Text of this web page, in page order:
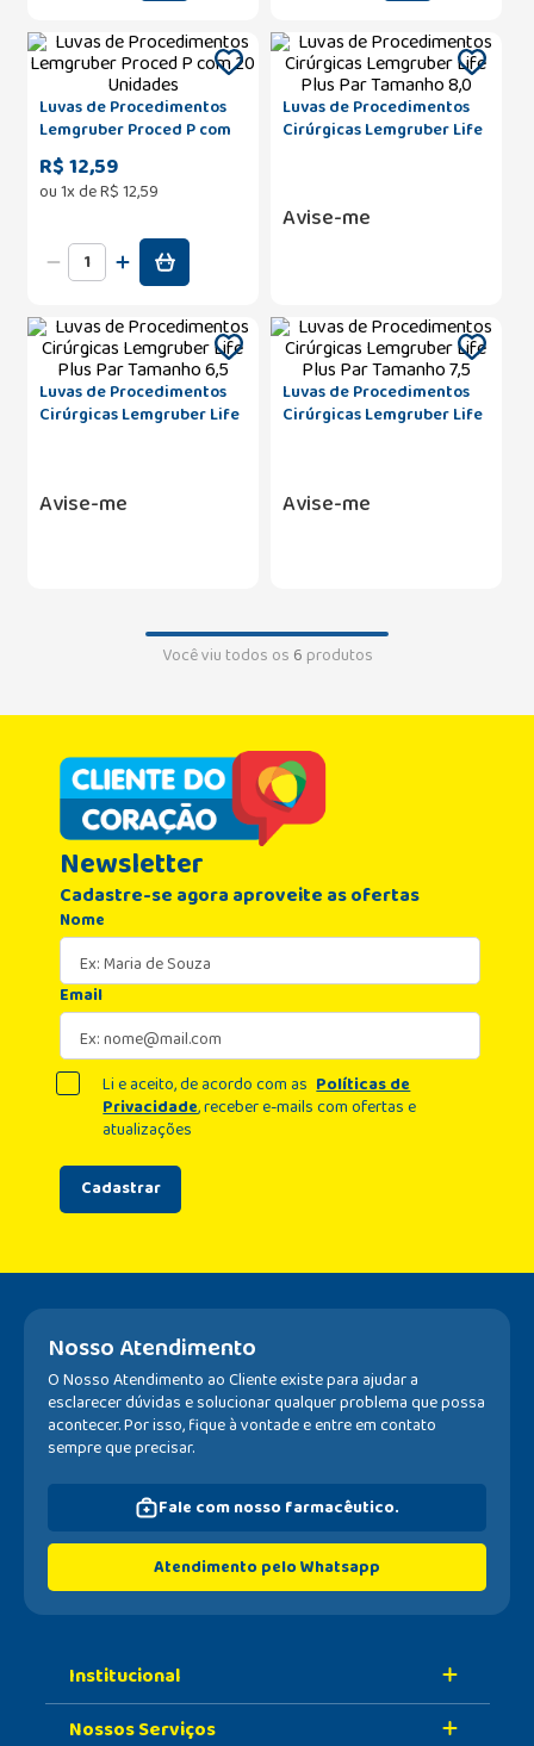
Luvas de Procedimentos
Lemgruber Proced P com
20 Unidades
R$ 12,59
ou1x deR$12,59
Luvas de Procedimentos
Cirúrgicas Lemgruber Life
Avise-me
Luvas de Procedimentos
Cirúrgicas Lemgruber Life
Avise-me
Luvas de Procedimentos
Cirúrgicas Lemgruber Life
Avise-me
Você viu todos os 6produtos
Newsletter
Cadastre-se agora aproveite as ofertas
Nome
Email
Cadastrar
Li e aceito, de acordo com as Políticas de
Privacidade, receber e-mails com ofertas e
atualizações
Nosso Atendimento
O Nosso Atendimento ao Cliente existe para ajudar a
esclarecer dúvidas e solucionar qualquer problema que possa
acontecer. Por isso, fique à vontade e entre em contato
sempre que precisar.
Fale com nosso farmacêutico.
Atendimento pelo Whatsapp
Institucional
Sobre A Nossa Drogaria
Nossos Serviços